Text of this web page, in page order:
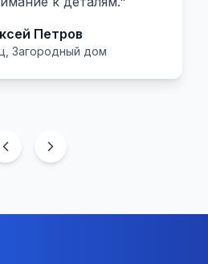
Петров
Загородный дом